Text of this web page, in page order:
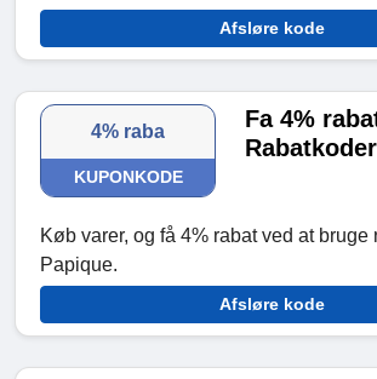
Afsløre kode
4% raba
KUPONKODE
Fa 4%
Rabatkoder
Køb varer, og få 4% rabat ved at bruge
Papique.
Afsløre kode